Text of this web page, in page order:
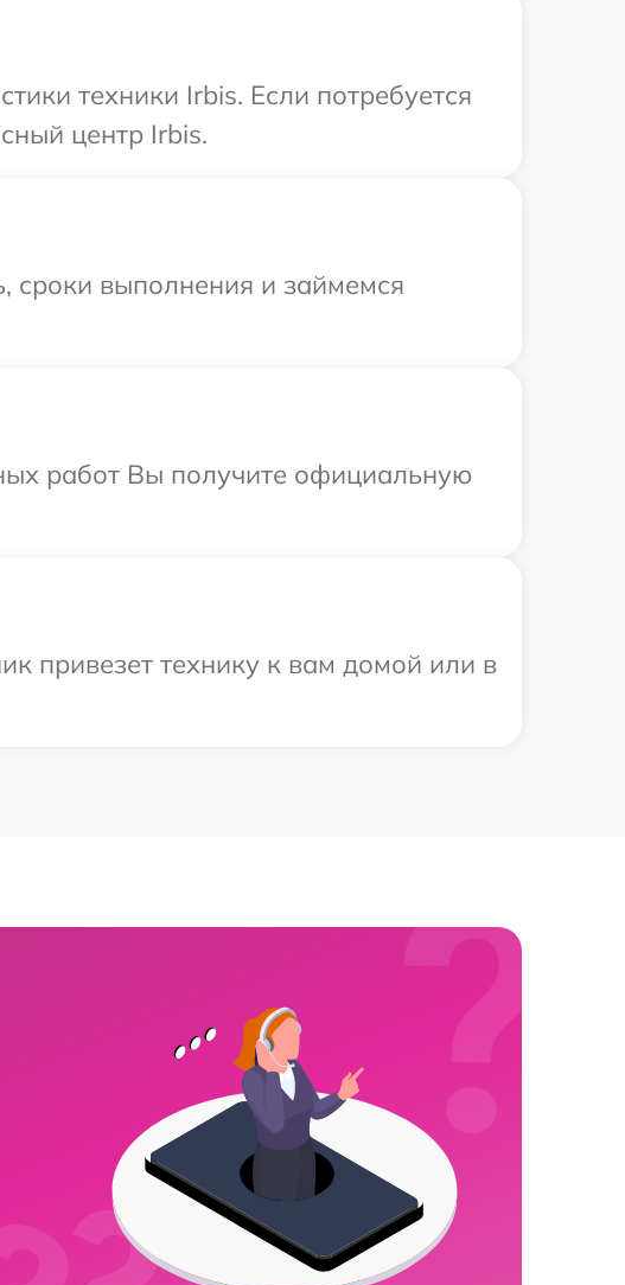
техники Irbis. Если потребуется
центр Irbis.
сроки выполнения и займемся
работ Вы получите официальную
привезет технику к вам домой или в